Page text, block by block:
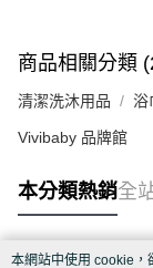
商品相關分類
清潔洗沐用品 浴
Vivibaby 品牌館
本分類熱銷全
本網站中使用 cookie，